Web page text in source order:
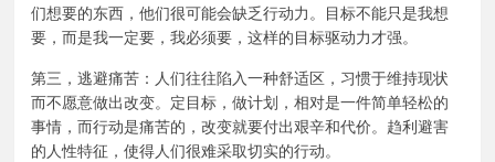
们想要的东西，他们很可能会缺乏行动力。目标不能只是我想
要，而是我一定要，我必须要，这样的目标驱动力才强。
第三，逃避痛苦：人们往往陷入一种舒适区，习惯于维持现状
而不愿意做出改变。定目标，做计划，相对是一件简单轻松的
事情，而行动是痛苦的，改变就要付出艰辛和代价。趋利避害
的人性特征，使得人们很难采取切实的行动。